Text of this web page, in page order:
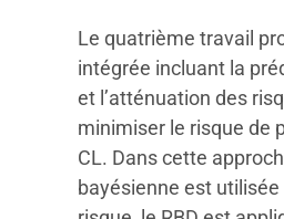
Le quatrième travail
intégrée incluant la
et l’atténuation des
minimiser le risque de
CL. Dans cette
bayésienne est